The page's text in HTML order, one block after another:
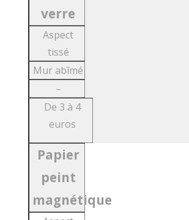
verre
Aspect
tissé
Mur abîmé
–
De 3 à 4
euros
Papier
peint
magnétique